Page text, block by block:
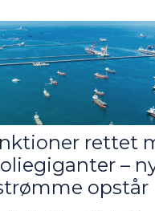
rettet
–
opstår